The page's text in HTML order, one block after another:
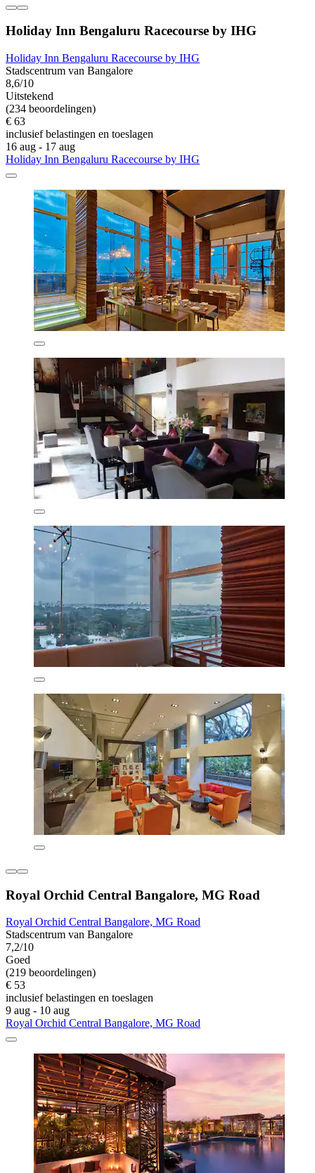
Holiday Inn Bengaluru Racecourse by IHG
Holiday Inn Bengaluru Racecourse by IHG
Stadscentrum van Bangalore
8,6/10
Uitstekend
(234 beoordelingen)
€ 63
inclusief belastingen en toeslagen
16 aug - 17 aug
Holiday Inn Bengaluru Racecourse by IHG
Royal Orchid Central Bangalore, MG Road
Royal Orchid Central Bangalore, MG Road
Stadscentrum van Bangalore
7,2/10
Goed
(219 beoordelingen)
€ 53
inclusief belastingen en toeslagen
9 aug - 10 aug
Royal Orchid Central Bangalore, MG Road